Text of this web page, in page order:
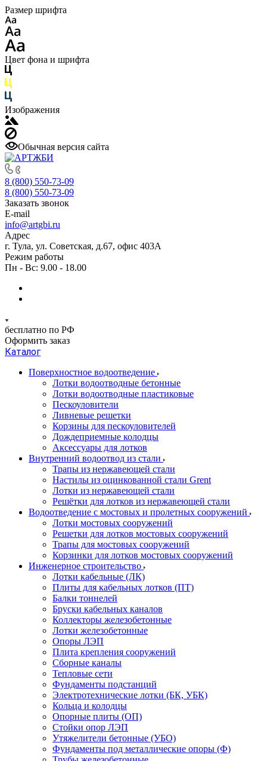
Размер шрифта
Цвет фона и шрифта
Изображения
Обычная версия сайта
8 (800) 550-73-09
8 (800) 550-73-09
Заказать звонок
E-mail
info@artgbi.ru
Адрес
г. Тула, ул. Советская, д.67, офис 403А
Режим работы
Пн - Вс: 9.00 - 18.00
бесплатно по РФ
Оформить заказ
Каталог
Поверхностное водоотведение
Лотки водоотводные бетонные
Лотки водоотводные пластиковые
Пескоуловители
Ливневые решетки
Корзины для пескоуловителей
Дождеприемные колодцы
Аксессуары для лотков
Внутренний водоотвод из стали
Трапы из нержавеющей стали
Настилы из оцинкованной стали Grent
Лотки из нержавеющей стали
Решётки для лотков из нержавеющей стали
Водоотведение с мостовых и пролетных сооружений
Лотки мостовых сооружений
Решетки для лотков мостовых сооружений
Трапы для мостовых сооружений
Корзинки для лотков мостовых сооружений
Инженерное строительство
Лотки кабельные (ЛК)
Плиты для кабельных лотков (ПТ)
Балки тоннелей
Бруски кабельных каналов
Коллекторы железобетонные
Лотки железобетонные
Опоры ЛЭП
Плита крепления сооружений
Сборные каналы
Тепловые сети
Фундаменты подстанций
Электротехнические лотки (БК, УБК)
Кольца и колодцы
Опорные плиты (ОП)
Стойки опор ЛЭП
Утяжелители бетонные (УБО)
Фундаменты под металлические опоры (Ф)